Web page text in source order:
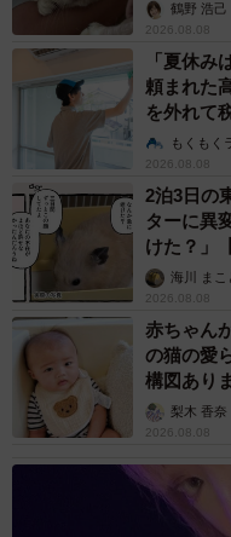
鶴野 浩己
2026.08.08
「夏休み
頼まれた
を外れて
説】もくもく
2026.08.08
2泊3日の
ターに異
けた？」
海川 まこ
2026.08.08
赤ちゃん
の猫の愛
構図あり
梨木 香奈
2026.08.08